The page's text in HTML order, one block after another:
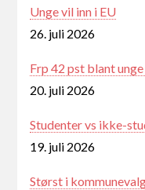
Unge vil inn i EU
26. juli 2026
Frp 42 pst blant
20. juli 2026
Studenter vs ikke-
19. juli 2026
Størst i